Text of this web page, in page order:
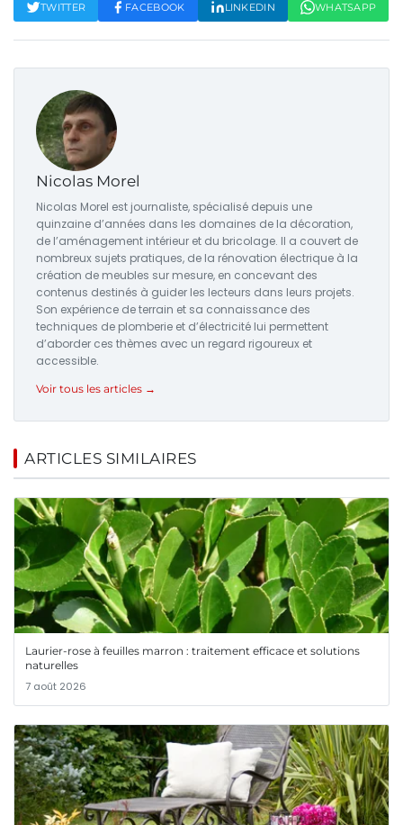
TWITTER FACEBOOK LINKEDIN WHATSAPP
Nicolas Morel
Nicolas Morel est journaliste, spécialisé depuis une
quinzaine d’années dans les domaines de la décoration,
de l’aménagement intérieur et du bricolage. Il a couvert de
nombreux sujets pratiques, de la rénovation électrique à la
création de meubles sur mesure, en concevant des
contenus destinés à guider les lecteurs dans leurs projets.
Son expérience de terrain et sa connaissance des
techniques de plomberie et d’électricité lui permettent
d’aborder ces thèmes avec un regard rigoureux et
accessible.
Voir tous les articles →
ARTICLES SIMILAIRES
Laurier-rose à feuilles marron : traitement efficace et solutions
naturelles
7 août 2026